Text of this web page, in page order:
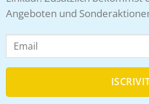
Angeboten und